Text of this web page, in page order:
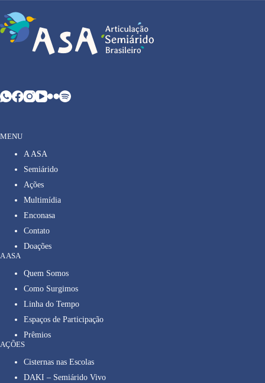
MENU
A ASA
Semiárido
Ações
Multimídia
Enconasa
Contato
Doações
A ASA
Quem Somos
Como Surgimos
Linha do Tempo
Espaços de Participação
Prêmios
AÇÕES
Cisternas nas Escolas
DAKI – Semiárido Vivo